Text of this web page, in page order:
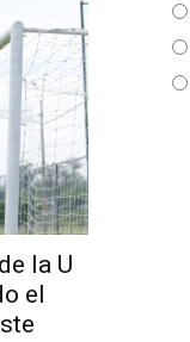
la U
el